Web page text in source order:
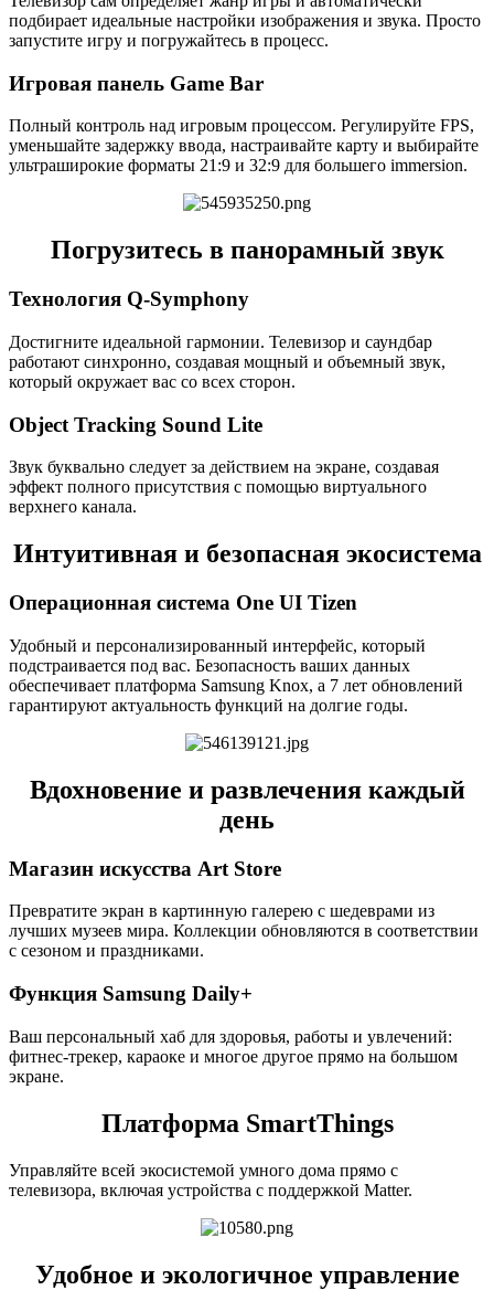
подбирает идеальные настройки изображения и звука. Просто
запустите игру и погружайтесь в процесс.
Игровая панель Game Bar
Полный контроль над игровым процессом. Регулируйте FPS,
уменьшайте задержку ввода, настраивайте карту и выбирайте
ультраширокие форматы 21:9 и 32:9 для большего immersion.
Погрузитесь в панорамный звук
Технология Q-Symphony
Достигните идеальной гармонии. Телевизор и саундбар
работают синхронно, создавая мощный и объемный звук,
который окружает вас со всех сторон.
Object Tracking Sound Lite
Звук буквально следует за действием на экране, создавая
эффект полного присутствия с помощью виртуального
верхнего канала.
Интуитивная и безопасная экосистема
Операционная система One UI Tizen
Удобный и персонализированный интерфейс, который
подстраивается под вас. Безопасность ваших данных
обеспечивает платформа Samsung Knox, а 7 лет обновлений
гарантируют актуальность функций на долгие годы.
Вдохновение и развлечения каждый
день
Магазин искусства Art Store
Превратите экран в картинную галерею с шедеврами из
лучших музеев мира. Коллекции обновляются в соответствии
с сезоном и праздниками.
Функция Samsung Daily+
Ваш персональный хаб для здоровья, работы и увлечений:
фитнес-трекер, караоке и многое другое прямо на большом
экране.
Платформа SmartThings
Управляйте всей экосистемой умного дома прямо с
телевизора, включая устройства с поддержкой Matter.
Удобное и экологичное управление